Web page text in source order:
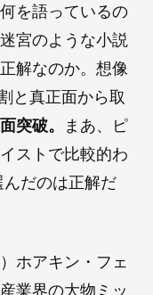
を語っているの
宮のような小説
解なのか。想像
と真正面から取
突破。
まあ、ピ
ストで比較的わ
だのは正解だ
ホアキン・フェ
業界の大物ミッ